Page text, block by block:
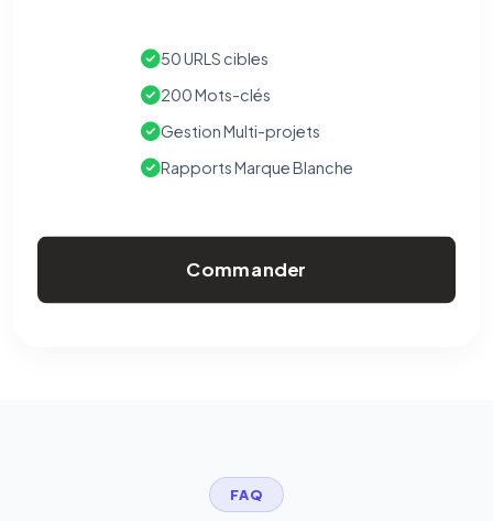
50 URLS cibles
200 Mots-clés
Gestion Multi-projets
Rapports Marque Blanche
Commander
FAQ